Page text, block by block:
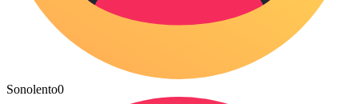
Sonolento0